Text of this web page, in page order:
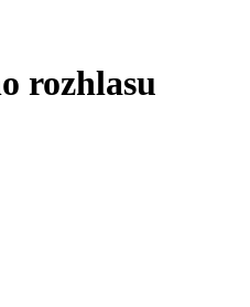
rozhlasu